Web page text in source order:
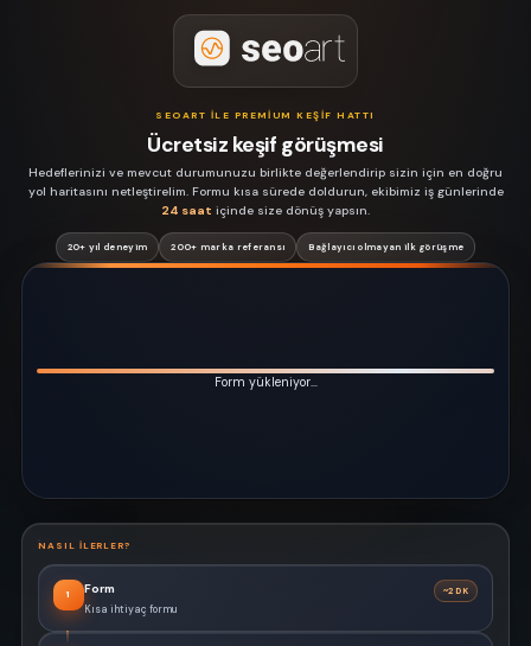
SEOART ILE PREMIUM KEŞIF HATTI
Ücretsiz keşif görüşmesi
Hedeflerinizi ve mevcut durumunuzu birlikte değerlendirip sizin için en doğru
yol haritasını netleştirelim. Formu kısa sürede doldurun, ekibimiz iş günlerinde
24 saat içinde size dönüş yapsın.
20+ yıl deneyim 200+ marka referansı Bağlayıcı olmayan ilk görüşme
Form yükleniyor…
NASIL ILERLER?
1 Form ~2 DK
Kısa ihtiyaç formu